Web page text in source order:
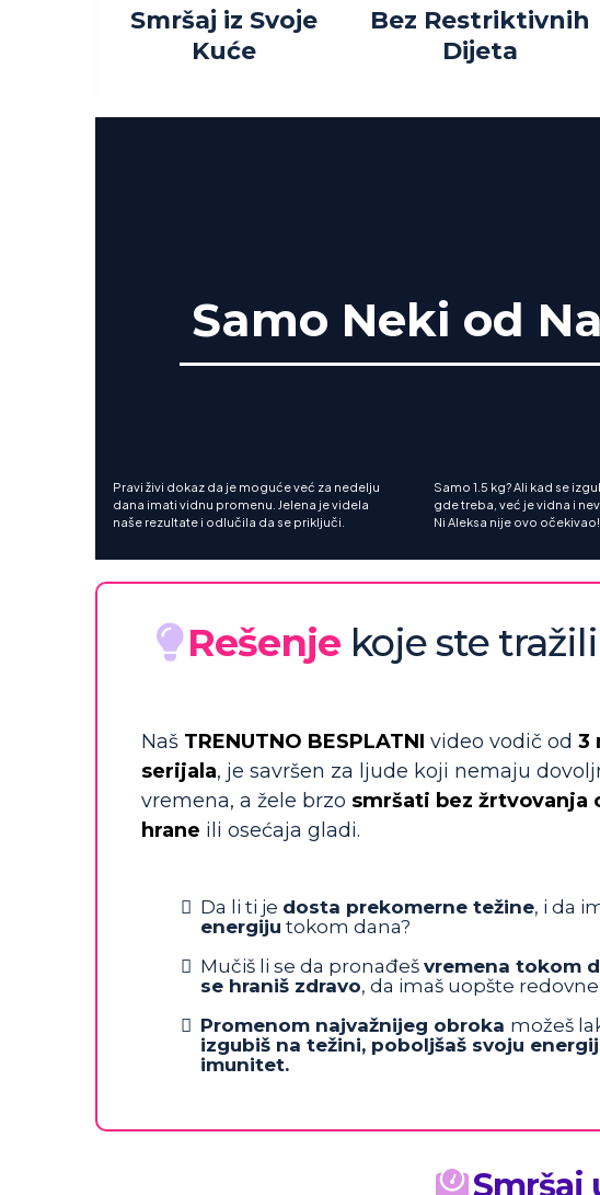
Smršaj iz Svoje
Kuće
Bez Restriktivnih
Dijeta
Samo Neki od
Pravi živi dokaz da je moguće već za nedelju
dana imati vidnu promenu. Jelena je videla
naše rezultate i odlučila da se priključi.
Samo 1.5 kg? Ali kad se
gde treba, već je vidna i
Ni Aleksa nije ovo očekivao!
Rešenje koje ste
Naš TRENUTNO BESPLATNI video vodič od 3
serijala, je savršen za ljude koji nemaju
vremena, a žele brzo smršati bez žrtvovanja
hrane ili osećaja gladi.
Da li ti je dosta prekomerne težine, i da
energiju tokom dana?
Mučiš li se da pronađeš vremena tokom
se hraniš zdravo, da imaš uopšte
Promenom najvažnijeg obroka možeš
izgubiš na težini, poboljšaš svoju
imunitet.
Smršaj